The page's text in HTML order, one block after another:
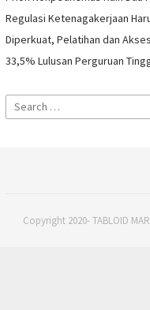
Regulasi Ketenagakerjaan
Diperkuat, Pelatihan dan
33,5% Lulusan Perguruan
Search
for:
Copyright 2020- TABLOID